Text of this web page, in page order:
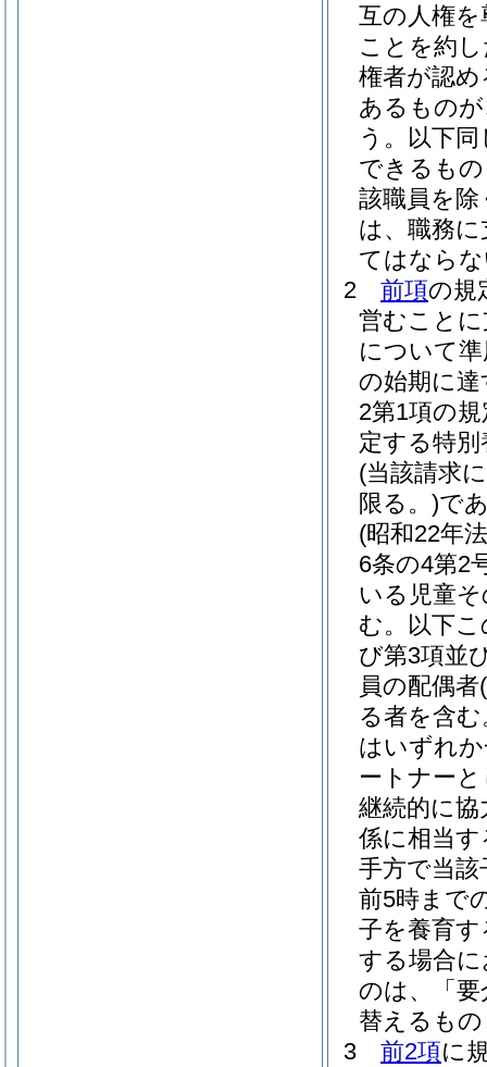
互の人権
ことを約
権者が認
あるもの
う。以下同
できるも
該職員を除
は、職務
てはなら
2
前項の規
営むこと
について
の始期に
2第1項の
定する特
(当該請求
限る。)で
(昭和22年
6条の4第2
いる児童
む。以下
び第3項並
員の配偶者
る者を含
はいずれ
ートナー
継続的に
係に相当
手方で当
前5時まで
子を養育
する場合
のは、「
替えるも
3
前2項に